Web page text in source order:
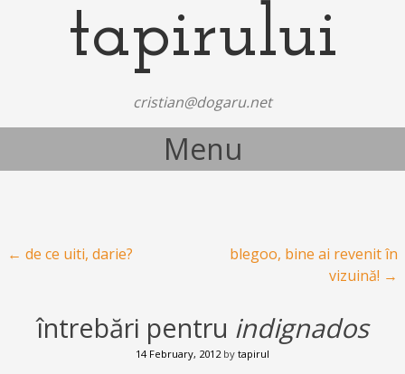
tapirului
cristian@dogaru.net
Menu
Post navigation
← de ce uiti, darie?
blegoo, bine ai revenit în
vizuină! →
întrebări pentru indignados
14 February, 2012by tapirul